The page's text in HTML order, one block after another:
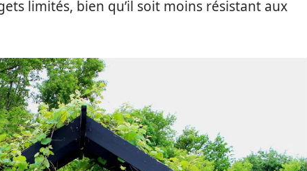
limités, bien qu’il soit moins résistant aux